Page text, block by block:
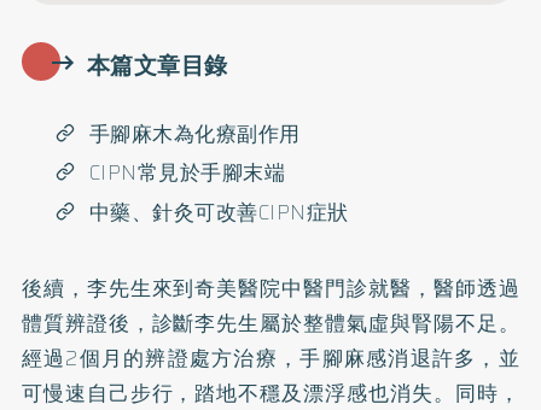
本篇文章目錄
手腳麻木為化療副作用
CIPN常見於手腳末端
中藥、針灸可改善CIPN症狀
後續，李先生來到奇美醫院中醫門診就醫，醫師透過
體質辨證後，診斷李先生屬於整體氣虛與腎陽不足。
經過2個月的辨證處方治療，手腳麻感消退許多，並
可慢速自己步行，踏地不穩及漂浮感也消失。同時，